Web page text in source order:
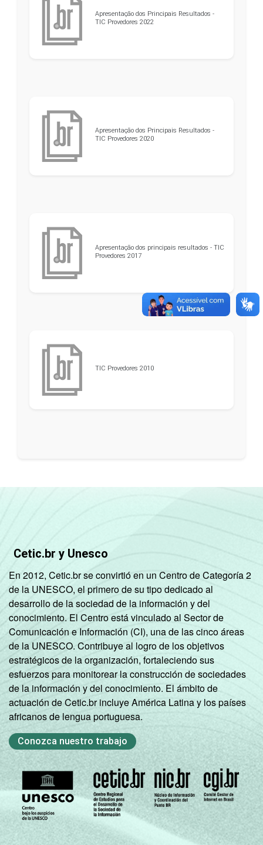
Apresentação dos Principais Resultados -
TIC Provedores 2022
Apresentação dos Principais Resultados -
TIC Provedores 2020
Apresentação dos principais resultados - TIC
Provedores 2017
TIC Provedores 2010
Cetic.br y Unesco
En 2012, Cetic.br se convirtió en un Centro de Categoría 2
de la UNESCO, el primero de su tipo dedicado al
desarrollo de la sociedad de la información y del
conocimiento. El Centro está vinculado al Sector de
Comunicación e Información (CI), una de las cinco áreas
de la UNESCO. Contribuye al logro de los objetivos
estratégicos de la organización, fortaleciendo sus
esfuerzos para monitorear la construcción de sociedades
de la información y del conocimiento. El ámbito de
actuación de Cetic.br incluye América Latina y los países
africanos de lengua portuguesa.
Conozca nuestro trabajo